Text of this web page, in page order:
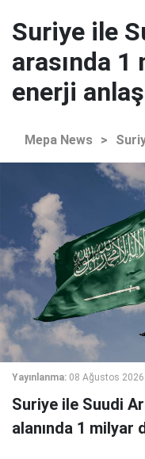
Suriye ile
arasında 1
enerji
Mepa News >
Yayınlanma: 08 Ağustos
Suriye ile Suudi
alanında 1 milyar